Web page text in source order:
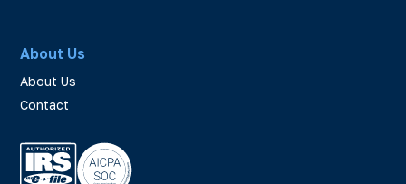
About Us
About Us
Contact